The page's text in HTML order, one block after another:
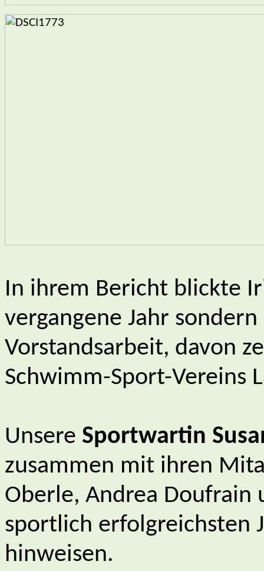
In ihrem Bericht blickte
vergangene Jahr
Vorstandsarbeit, davon
Schwimm-Sport-Vereins
Unsere Sportwartin
zusammen mit ihren
Oberle, Andrea Doufrain
sportlich erfolgreichsten
hinweisen.